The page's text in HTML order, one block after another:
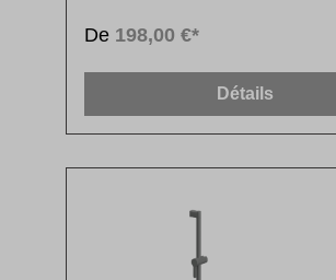
De 198,00 €*
Détails